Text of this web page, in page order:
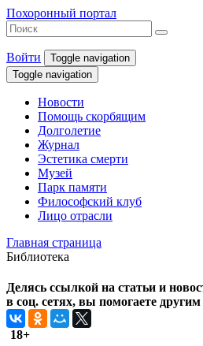
Похоронный портал
Войти
Toggle navigation
Toggle navigation
Новости
Помощь скорбящим
Долголетие
Журнал
Эстетика смерти
Музей
Парк памяти
Философский клуб
Лицо отрасли
Главная страница
Библиотека
Делясь ссылкой на статьи и
в соц. сетях, вы помогаете другим
18+